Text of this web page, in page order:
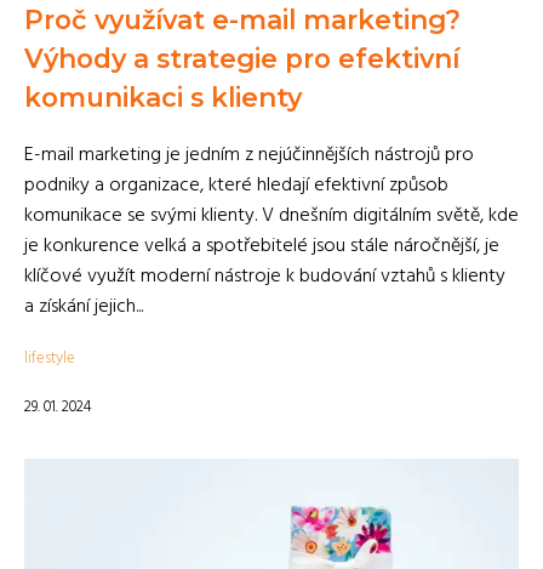
Proč využívat e-mail marketing?
Výhody a strategie pro efektivní
komunikaci s klienty
E-mail marketing je jedním z nejúčinnějších nástrojů pro
podniky a organizace, které hledají efektivní způsob
komunikace se svými klienty. V dnešním digitálním světě, kde
je konkurence velká a spotřebitelé jsou stále náročnější, je
klíčové využít moderní nástroje k budování vztahů s klienty
a získání jejich...
lifestyle
29. 01. 2024